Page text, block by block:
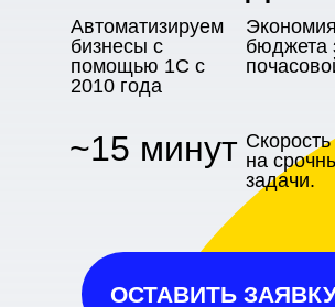
Автоматизируем
бизнесы с
помощью 1С с
2010 года
бюджета
~15 минут на
задачи.
ОСТАВИТЬ